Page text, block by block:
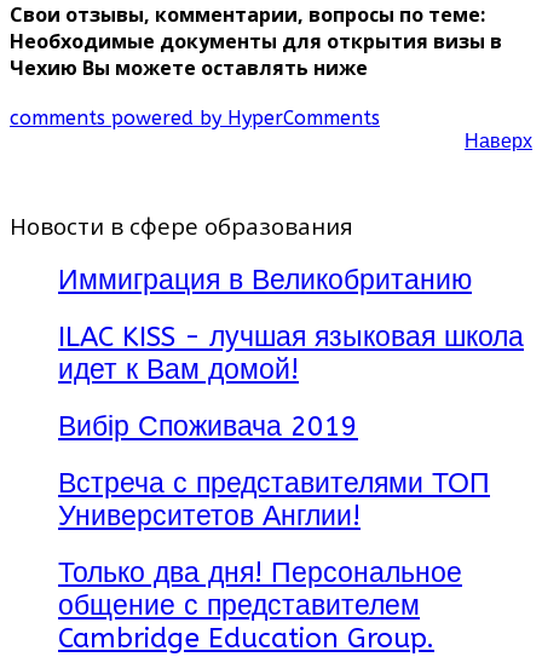
Свои отзывы, комментарии, вопросы по теме:
Необходимые документы для открытия визы в
Чехию Вы можете оставлять ниже
comments powered by HyperComments
Наверх
Новости в сфере образования
Иммиграция в Великобританию
ILAC KISS - лучшая языковая школа
идет к Вам домой!
Вибір Споживача 2019
Встреча с представителями ТОП
Университетов Англии!
Только два дня! Персональное
общение с представителем
Cambridge Education Group.